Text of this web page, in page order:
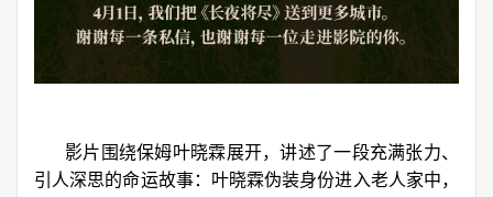
影片围绕保姆叶晓霖展开，讲述了一段充满张力、
引人深思的命运故事：叶晓霖伪装身份进入老人家中，